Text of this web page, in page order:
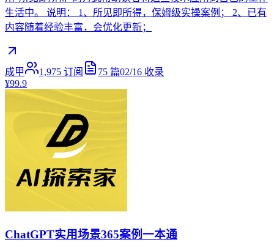
生活中。 说明： 1、所见即所得，保姆级实操案例； 2、已有
内容随着经验丰富，会优化更新；
成甲 1,975 订阅 75 篇02/16 收录
¥99.9
ChatGPT实用场景365案例一本通